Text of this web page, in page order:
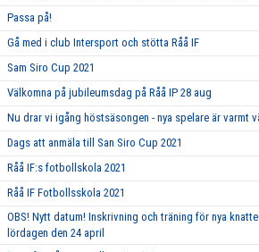
Passa på!
Gå med i club Intersport och stötta Råå IF
Sam Siro Cup 2021
Välkomna på jubileumsdag på Råå IP 28 aug
Nu drar vi igång höstsäsongen - nya spelare är varmt
Dags att anmäla till San Siro Cup 2021
Råå IF:s fotbollskola 2021
Råå IF Fotbollsskola 2021
OBS! Nytt datum! Inskrivning och träning för nya
lördagen den 24 april